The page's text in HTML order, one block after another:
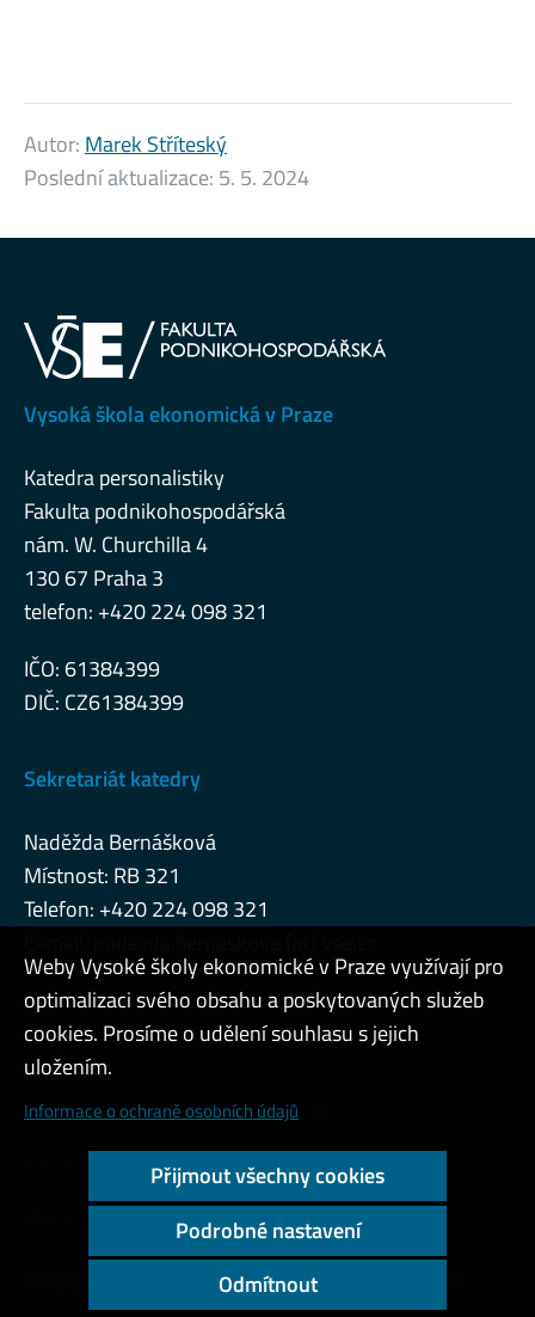
Autor: Marek Stříteský
Poslední aktualizace: 5. 5. 2024
Vysoká škola ekonomická v Praze
Katedra personalistiky
Fakulta podnikohospodářská
nám. W. Churchilla 4
130 67 Praha 3
telefon: +420 224 098 321
IČO: 61384399
DIČ: CZ61384399
Sekretariát katedry
Naděžda Bernášková
Místnost: RB 321
Telefon: +420 224 098 321
Admin
Cookies a ochrana osobních údajů
Přístupnost webu
Vysoký kontrast
Copyright © 2000 - 2026 Vysoká škola ekonomická v Praze
Weby Vysoké školy ekonomické v Praze využívají pro
optimalizaci svého obsahu a poskytovaných služeb
cookies. Prosíme o udělení souhlasu s jejich
uložením.
Informace o ochraně osobních údajů
Přijmout všechny cookies
Podrobné nastavení
Odmítnout